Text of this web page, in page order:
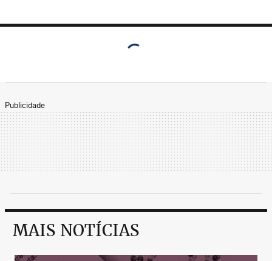
Publicidade
MAIS NOTÍCIAS